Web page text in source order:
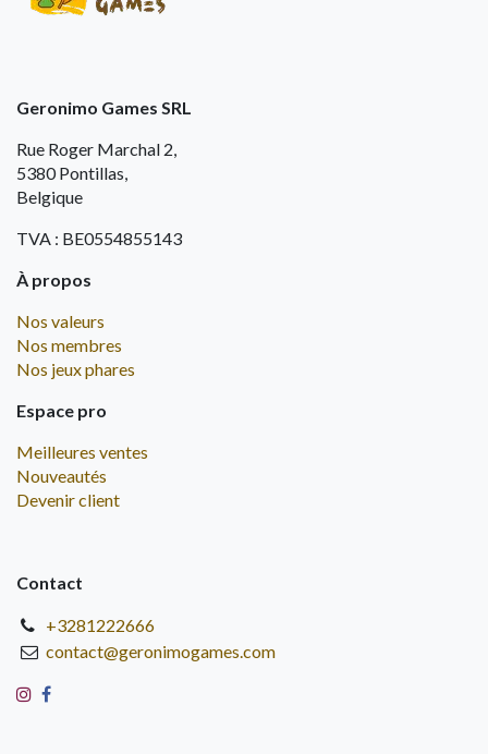
Geronimo Games SRL
Rue Roger Marchal 2,
5380 Pontillas,
Belgique
TVA : BE0554855143
À propos
Nos valeurs
Nos membres
Nos jeux phares
Espace pro
Meilleures ventes
Nouveautés
Devenir client
Contact
+3281222666
contact@geronimogames.com